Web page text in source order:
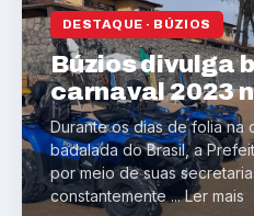
DESTAQUE · BÚZIOS
Búzios divulga
carnaval 2023
Durante os dias de folia na
badalada do Brasil, a
por meio de suas
constantemente ... Ler mais